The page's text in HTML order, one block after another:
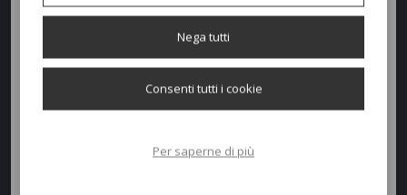
Nega tutti
Consenti tutti i cookie
Per saperne di più